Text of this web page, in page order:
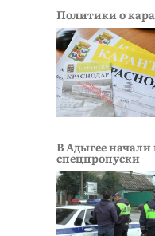
Политики о
В Адыгее
спецпропуски